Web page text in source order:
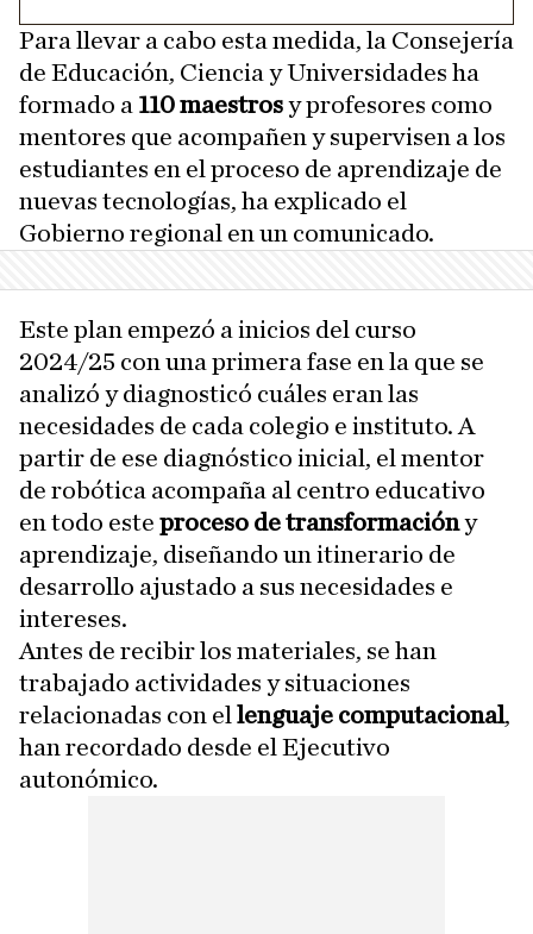
Para llevar a cabo esta medida, la Consejería
de Educación, Ciencia y Universidades ha
formado a 110 maestrosy profesores como
mentores que acompañen y supervisen a los
estudiantes en el proceso de aprendizaje de
nuevas tecnologías, ha explicado el
Gobierno regional en un comunicado.
Este plan empezó a inicios del curso
2024/25 con una primera fase en la que se
analizó y diagnosticó cuáles eran las
necesidades de cada colegio e instituto. A
partir de ese diagnóstico inicial, el mentor
de robótica acompaña al centro educativo
en todo este proceso de transformacióny
aprendizaje, diseñando un itinerario de
desarrollo ajustado a sus necesidades e
intereses.
Antes de recibir los materiales, se han
trabajado actividades y situaciones
relacionadas con el lenguaje computacional,
han recordado desde el Ejecutivo
autonómico.